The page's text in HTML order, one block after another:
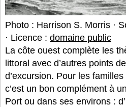
Photo : Harrison S. Morris ·
· Licence : domaine public
La côte ouest complète les
littoral avec d’autres points
d’excursion. Pour les
c’est un bon complément à
Port ou dans ses environs :